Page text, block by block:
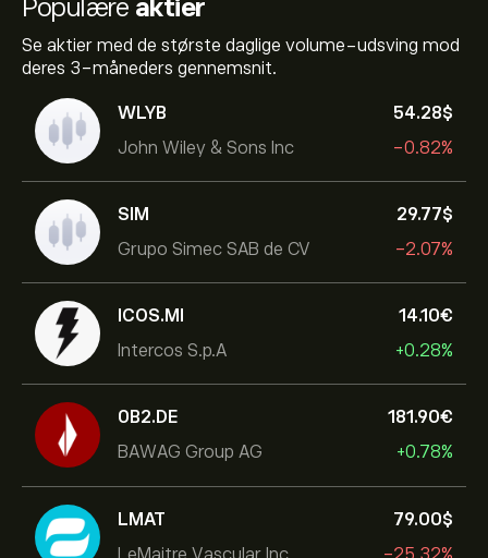
Populære aktier
Se aktier med de største daglige volume-udsving mod
deres 3-måneders gennemsnit.
WLYB
John Wiley & Sons Inc
54.28‎$‎
-0.82%
SIM
Grupo Simec SAB de CV
29.77‎$‎
-2.07%
ICOS.MI
Intercos S.p.A
14.10‎€‎
+0.28%
0B2.DE
BAWAG Group AG
181.90‎€‎
+0.78%
LMAT
79.00‎$‎